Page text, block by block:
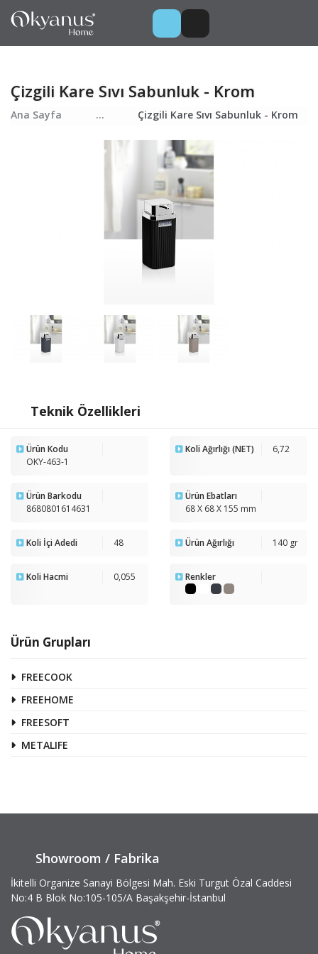
Ürün Grupları
FREECOOK
FREEHOME
FREESOFT
METALIFE
Çizgili Kare Sıvı Sabunluk - Krom
Ana Sayfa ... Çizgili Kare Sıvı Sabunluk - Krom
Teknik Özellikleri
Ürün Kodu
OKY-463-1
Koli Ağırlığı (NET) 6,72
Ürün Barkodu
8680801614631
Ürün Ebatları
68 X 68 X 155 mm
Koli İçi Adedi 48 Ürün Ağırlığı 140 gr
Koli Hacmi 0,055 Renkler
Showroom / Fabrika
İkitelli Organize Sanayi Bölgesi Mah. Eski Turgut Özal Caddesi
No:4 B Blok No:105-105/A Başakşehir-İstanbul